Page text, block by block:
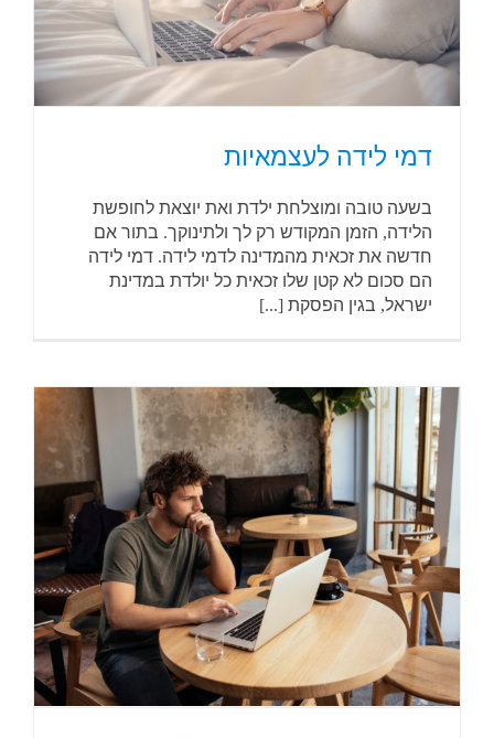
דמי לידה לעצמאיות
בשעה טובה ומוצלחת ילדת ואת יוצאת לחופשת
הלידה, הזמן המקודש רק לך ולתינוקך. בתור אם
חדשה את זכאית מהמדינה לדמי לידה. דמי לידה
הם סכום לא קטן שלו זכאית כל יולדת במדינת
ישראל, בגין הפסקת [...]